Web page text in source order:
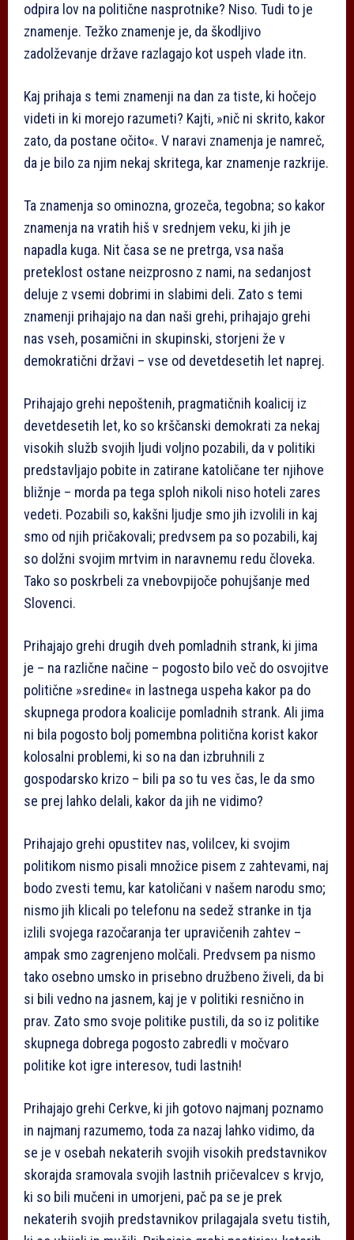
odpira lov na politične nasprotnike? Niso. Tudi to je
znamenje. Težko znamenje je, da škodljivo
zadolževanje države razlagajo kot uspeh vlade itn.
Kaj prihaja s temi znamenji na dan za tiste, ki hočejo
videti in ki morejo razumeti? Kajti, »nič ni skrito, kakor
zato, da postane očito«. V naravi znamenja je namreč,
da je bilo za njim nekaj skritega, kar znamenje razkrije.
Ta znamenja so ominozna, grozeča, tegobna; so kakor
znamenja na vratih hiš v srednjem veku, ki jih je
napadla kuga. Nit časa se ne pretrga, vsa naša
preteklost ostane neizprosno z nami, na sedanjost
deluje z vsemi dobrimi in slabimi deli. Zato s temi
znamenji prihajajo na dan naši grehi, prihajajo grehi
nas vseh, posamični in skupinski, storjeni že v
demokratični državi – vse od devetdesetih let naprej.
Prihajajo grehi nepoštenih, pragmatičnih koalicij iz
devetdesetih let, ko so krščanski demokrati za nekaj
visokih služb svojih ljudi voljno pozabili, da v politiki
predstavljajo pobite in zatirane katoličane ter njihove
bližnje – morda pa tega sploh nikoli niso hoteli zares
vedeti. Pozabili so, kakšni ljudje smo jih izvolili in kaj
smo od njih pričakovali; predvsem pa so pozabili, kaj
so dolžni svojim mrtvim in naravnemu redu človeka.
Tako so poskrbeli za vnebovpijoče pohujšanje med
Slovenci.
Prihajajo grehi drugih dveh pomladnih strank, ki jima
je – na različne načine – pogosto bilo več do osvojitve
politične »sredine« in lastnega uspeha kakor pa do
skupnega prodora koalicije pomladnih strank. Ali jima
ni bila pogosto bolj pomembna politična korist kakor
kolosalni problemi, ki so na dan izbruhnili z
gospodarsko krizo – bili pa so tu ves čas, le da smo
se prej lahko delali, kakor da jih ne vidimo?
Prihajajo grehi opustitev nas, volilcev, ki svojim
politikom nismo pisali množice pisem z zahtevami, naj
bodo zvesti temu, kar katoličani v našem narodu smo;
nismo jih klicali po telefonu na sedež stranke in tja
izlili svojega razočaranja ter upravičenih zahtev –
ampak smo zagrenjeno molčali. Predvsem pa nismo
tako osebno umsko in prisebno družbeno živeli, da bi
si bili vedno na jasnem, kaj je v politiki resnično in
prav. Zato smo svoje politike pustili, da so iz politike
skupnega dobrega pogosto zabredli v močvaro
politike kot igre interesov, tudi lastnih!
Prihajajo grehi Cerkve, ki jih gotovo najmanj poznamo
in najmanj razumemo, toda za nazaj lahko vidimo, da
se je v osebah nekaterih svojih visokih predstavnikov
skorajda sramovala svojih lastnih pričevalcev s krvjo,
ki so bili mučeni in umorjeni, pač pa se je prek
nekaterih svojih predstavnikov prilagajala svetu tistih,